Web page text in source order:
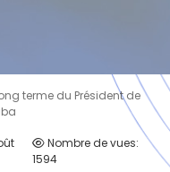
terme du Président de
Nombre de vues:
1594